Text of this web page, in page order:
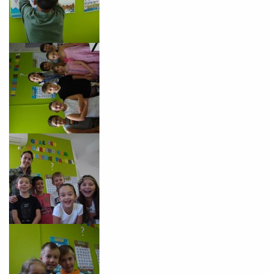
já vamos te colocar em contato
Você é aluno inFlux?
Sim